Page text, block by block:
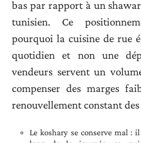
bas par rapport à un
tunisien. Ce
pourquoi la cuisine de rue
quotidien et non une
vendeurs servent un
compenser des marges
renouvellement constant
Le koshary se conserve mal :